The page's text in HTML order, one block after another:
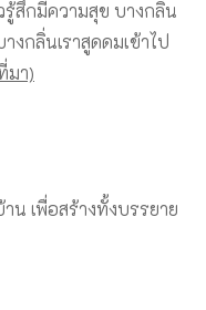
รู้สึกมีความสุข บางกลิ่น
งกลิ่นเราสูดดมเข้าไป
มา)
น เพื่อสร้างทั้งบรรยาย